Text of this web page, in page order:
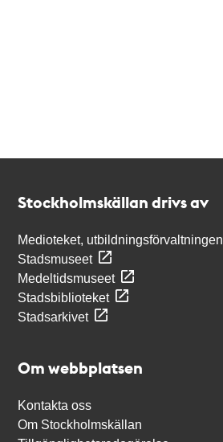
Stockholmskällan drivs av
Medioteket, utbildningsförvaltningen
Stadsmuseet
Medeltidsmuseet
Stadsbiblioteket
Stadsarkivet
Om webbplatsen
Kontakta oss
Om Stockholmskällan